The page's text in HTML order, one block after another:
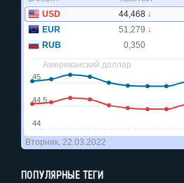
ПОПУЛЯРНЫЕ ТЕГИ